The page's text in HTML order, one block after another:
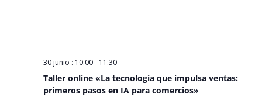
Taller online «La tecnología que impulsa ventas:
primeros pasos en IA para comercios»
30 junio : 10:00- 11:30